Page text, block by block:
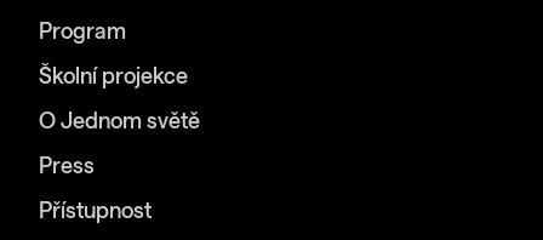
Program
Školní projekce
O Jednom světě
Press
Přístupnost